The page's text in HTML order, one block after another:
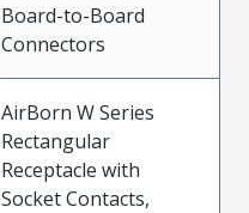
Board-to-Board
Connectors
AirBorn W Series
Rectangular
Receptacle with
Socket Contacts,